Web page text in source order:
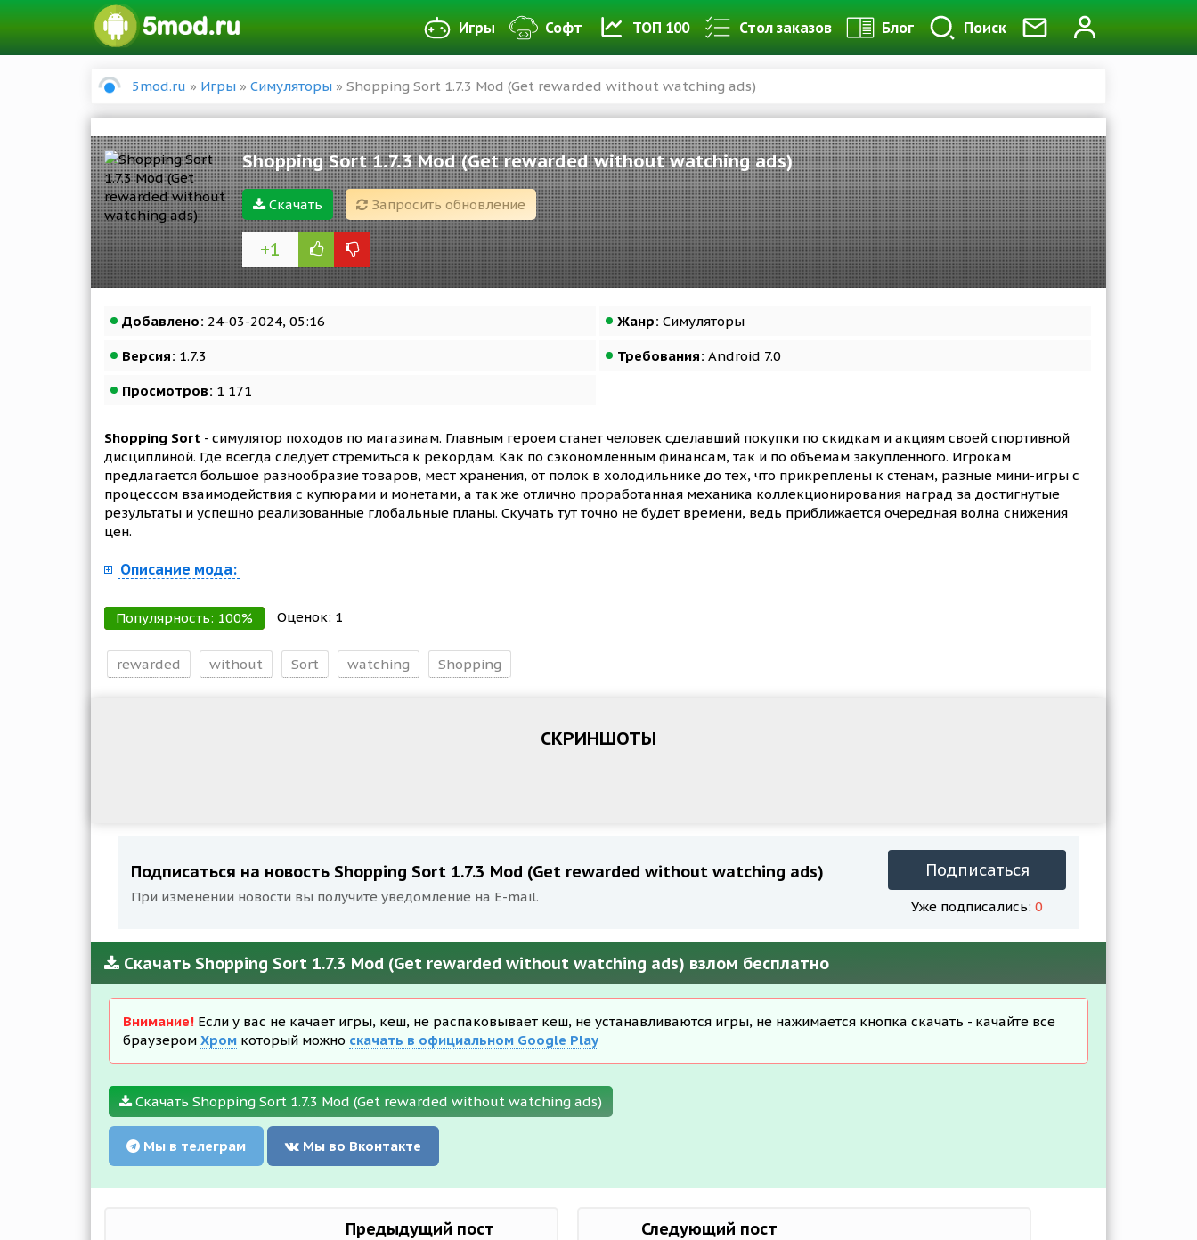
Игры Софт ТОП 100 Стол заказов Блог Поиск
5mod.ru » Игры » Симуляторы » Shopping Sort 1.7.3 Mod (Get rewarded without watching ads)
Shopping Sort 1.7.3 Mod (Get rewarded without watching ads)
Скачать Запросить обновление
+1
Добавлено: 24-03-2024, 05:16 Жанр: Симуляторы
Версия: 1.7.3 Требования: Android 7.0
Просмотров: 1 171
Shopping Sort - симулятор походов по магазинам. Главным героем станет человек сделавший покупки по скидкам и акциям своей спортивной
дисциплиной. Где всегда следует стремиться к рекордам. Как по сэкономленным финансам, так и по объёмам закупленного. Игрокам
предлагается большое разнообразие товаров, мест хранения, от полок в холодильнике до тех, что прикреплены к стенам, разные мини-игры с
процессом взаимодействия с купюрами и монетами, а так же отлично проработанная механика коллекционирования наград за достигнутые
результаты и успешно реализованные глобальные планы. Скучать тут точно не будет времени, ведь приближается очередная волна снижения
цен.
Описание мода:
Популярность: 100% Оценок: 1
rewarded without Sort watching Shopping
СКРИНШОТЫ
Подписаться на новость Shopping Sort 1.7.3 Mod (Get rewarded without watching ads)
При изменении новости вы получите уведомление на E-mail.
Подписаться
Уже подписались: 0
Скачать Shopping Sort 1.7.3 Mod (Get rewarded without watching ads) взлом бесплатно
Внимание! Если у вас не качает игры, кеш, не распаковывает кеш, не устанавливаются игры, не нажимается кнопка скачать - качайте все
браузером Хром который можно скачать в официальном Google Play
Скачать Shopping Sort 1.7.3 Mod (Get rewarded without watching ads)
Мы в телеграм Мы во Вконтакте
Предыдущий пост Следующий пост